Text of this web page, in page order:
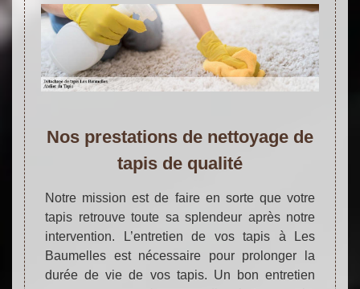
Nos prestations de nettoyage de
tapis de qualité
Notre mission est de faire en sorte que votre
tapis retrouve toute sa splendeur après notre
intervention. L’entretien de vos tapis à Les
Baumelles est nécessaire pour prolonger la
durée de vie de vos tapis. Un bon entretien